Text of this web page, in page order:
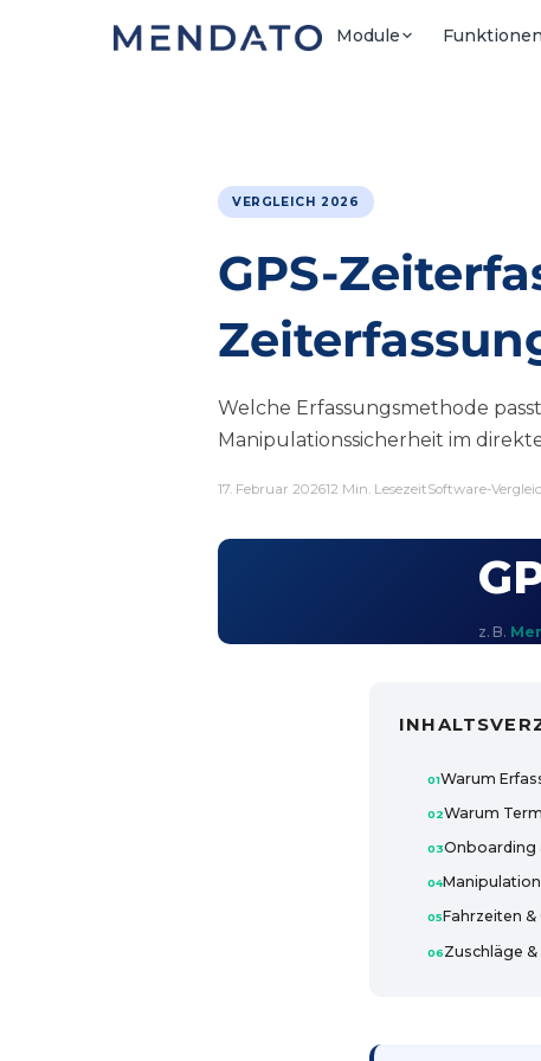
Module
VERGLEICH 2026
GPS-
Welche Erfassungsmethode
Manipulationssicherheit im
17. Februar 202612 Min. LesezeitSoftware-
z. B.
Warum
Warum
Onboarding
Fahrzeiten &
Zuschläge